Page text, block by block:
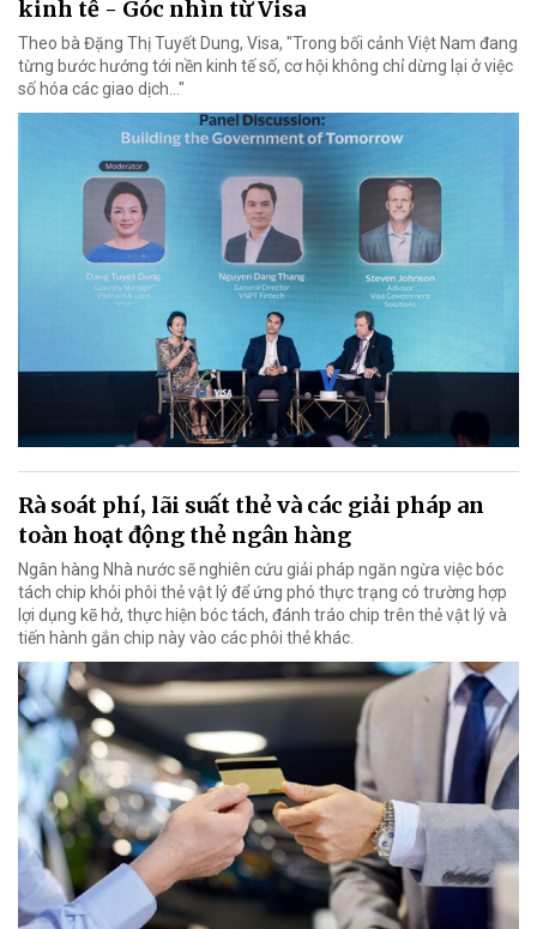
kinh tế - Góc nhìn từ Visa
Theo bà Đặng Thị Tuyết Dung, Visa, "Trong bối cảnh Việt Nam đang
từng bước hướng tới nền kinh tế số, cơ hội không chỉ dừng lại ở việc
số hóa các giao dịch..."
Rà soát phí, lãi suất thẻ và các giải pháp an
toàn hoạt động thẻ ngân hàng
Ngân hàng Nhà nước sẽ nghiên cứu giải pháp ngăn ngừa việc bóc
tách chip khỏi phôi thẻ vật lý để ứng phó thực trạng có trường hợp
lợi dụng kẽ hở, thực hiện bóc tách, đánh tráo chip trên thẻ vật lý và
tiến hành gắn chip này vào các phôi thẻ khác.